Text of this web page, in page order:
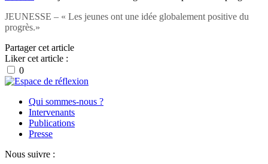
JEUNESSE – « Les jeunes ont une idée globalement positive du
progrès.»
Partager cet article
Liker cet article :
0
Qui sommes-nous ?
Intervenants
Publications
Presse
Nous suivre :